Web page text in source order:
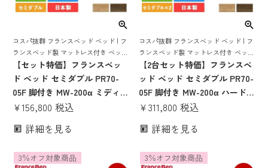
コスパ抜群 フランスベッド ベッド | フ
ランスベッド製 マットレス付き ベット
マットレス 付き マットレスセット 70
周年 脚付き スノコ すのこ すのこベッ
【セット特価】フランスベッ
ド ベッド セミダブル PR70-
05F 脚付き MW-200α ミディア
ムソフト | 正規品 フランスベ
トレス付き マットレスセット
ト すのこ スノコ すのこベッド
¥156,800 税込
詳細を見る
コスパ抜群 フランスベッド ベッド | フ
ランスベッド製 マットレス付き ベット
マットレス 付き マットレスセット 70
周年 脚付き スノコ すのこ すのこベッ
【2台セット特価】フランスベ
ッド ベッド セミダブル PR70-
05F 脚付き MW-200α ハード |
正規品 フランスベッド製 セミ
マットレスセット ベッドセッ
スノコ すのこベッド 日本製
¥311,800 税込
詳細を見る
3％オフ対象商品 3％オフ対象商品